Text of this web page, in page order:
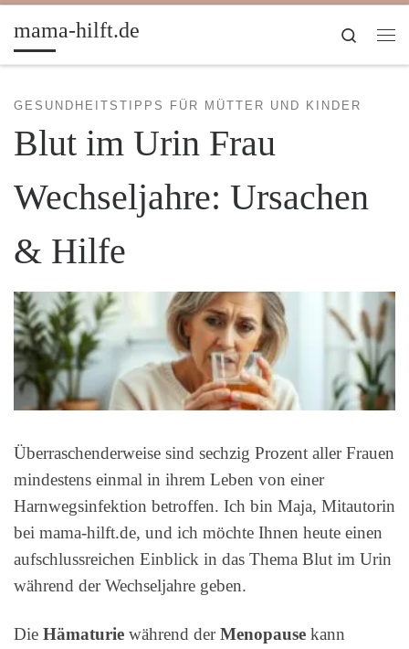
Zum Inhalt springen
mama-hilft.de
Search
GESUNDHEITSTIPPS FÜR MÜTTER UND KINDER
Blut im Urin Frau
Wechseljahre: Ursachen
& Hilfe
Überraschenderweise sind sechzig Prozent aller Frauen
mindestens einmal in ihrem Leben von einer
Harnwegsinfektion betroffen. Ich bin Maja, Mitautorin
bei mama-hilft.de, und ich möchte Ihnen heute einen
aufschlussreichen Einblick in das Thema Blut im Urin
während der Wechseljahre geben.
Die Hämaturie während derMenopause kann